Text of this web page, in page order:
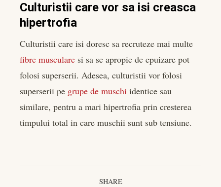
Culturistii care vor sa isi creasca
hipertrofia
Culturistii care isi doresc sa recruteze mai multe
fibre musculare si sa se apropie de epuizare pot
folosi superserii. Adesea, culturistii vor folosi
superserii pe grupe de muschi identice sau
similare, pentru a mari hipertrofia prin cresterea
timpului total in care muschii sunt sub tensiune.
SHARE